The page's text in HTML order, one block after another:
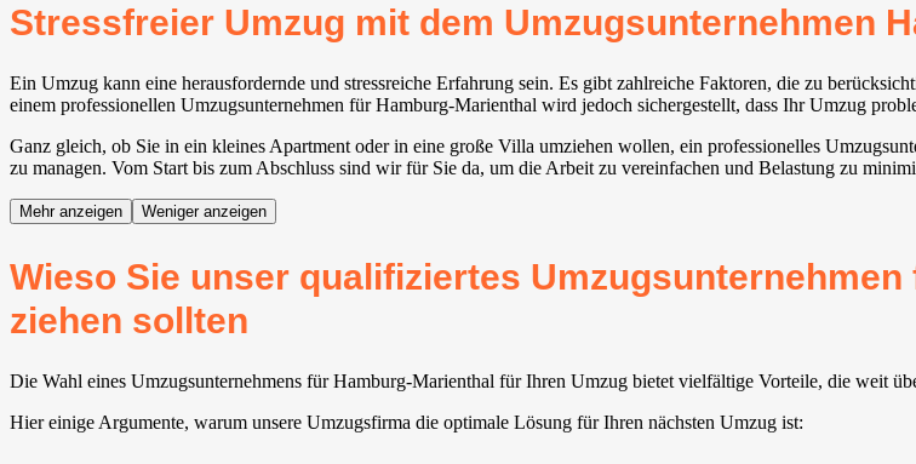
Stressfreier Umzug mit dem Umzugsunternehmen
Ein Umzug kann eine herausfordernde und stressreiche Erfahrung sein. Es gibt zahlreiche Faktoren, die zu
einem professionellen Umzugsunternehmen für Hamburg-Marienthal wird jedoch sichergestellt, dass Ihr Umzug
Ganz gleich, ob Sie in ein kleines Apartment oder in eine große Villa umziehen wollen, ein professionelles
zu managen. Vom Start bis zum Abschluss sind wir für Sie da, um die Arbeit zu vereinfachen und Belastung zu
Mehr anzeigen Weniger anzeigen
Wieso Sie unser qualifiziertes
ziehen sollten
Die Wahl eines Umzugsunternehmens für Hamburg-Marienthal für Ihren Umzug bietet vielfältige Vorteile, die weit
Hier einige Argumente, warum unsere Umzugsfirma die optimale Lösung für Ihren nächsten Umzug ist: